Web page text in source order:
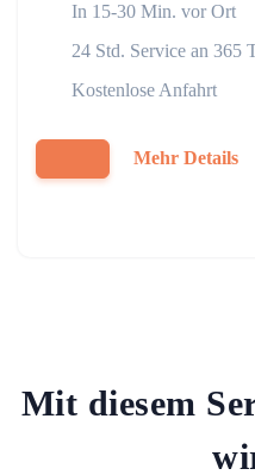
In 15-30 Min. vor Ort
24 Std. Service an 365
Kostenlose Anfahrt
Mehr Details
Mit diesem